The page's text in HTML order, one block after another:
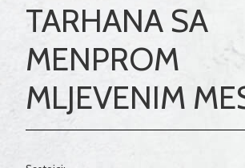
TARHANA SA
MENPROM
MLJEVENIM